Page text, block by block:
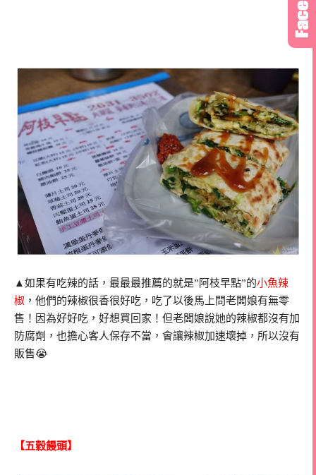
▲如果有吃辣的話，最最最推薦的就是”阿枝早點”的小魚辣
椒 ，他們的辣椒很香很好吃，吃了以後馬上問老闆娘有無零
售！因為好好吃，好想買回家！但老闆娘說她的辣椒都沒有加
防腐劑，也擔心客人保存不當，會讓辣椒加速壞掉，所以沒有
販售😭
【五穀饅頭】